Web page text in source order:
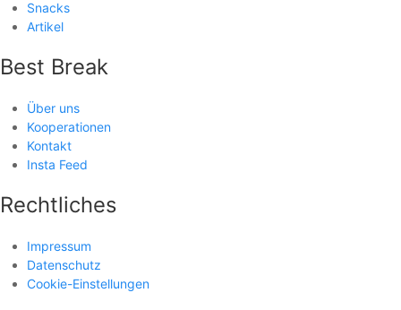
Snacks
Artikel
Best Break
Über uns
Kooperationen
Kontakt
Insta Feed
Rechtliches
Impressum
Datenschutz
Cookie-Einstellungen